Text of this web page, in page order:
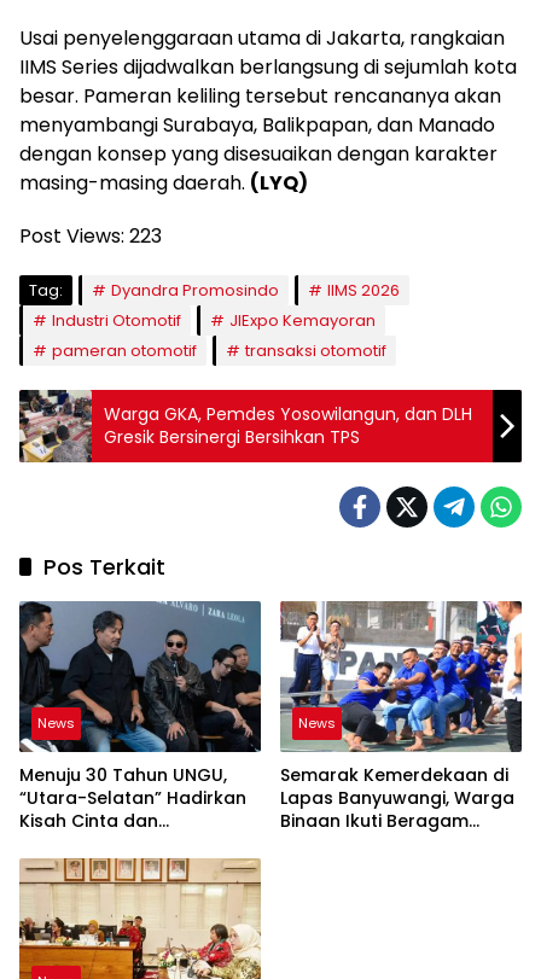
Usai penyelenggaraan utama di Jakarta, rangkaian
IIMS Series dijadwalkan berlangsung di sejumlah kota
besar. Pameran keliling tersebut rencananya akan
menyambangi Surabaya, Balikpapan, dan Manado
dengan konsep yang disesuaikan dengan karakter
masing-masing daerah. (LYQ)
Post Views: 223
Tag: Dyandra Promosindo
IIMS 2026
Industri Otomotif
JIExpo Kemayoran
pameran otomotif
transaksi otomotif
Warga GKA, Pemdes Yosowilangun, dan DLH
Gresik Bersinergi Bersihkan TPS
Pos Terkait
News
Menuju 30 Tahun UNGU,
“Utara-Selatan” Hadirkan
Kisah Cinta dan
News
Semarak Kemerdekaan di
Lapas Banyuwangi, Warga
Binaan Ikuti Beragam